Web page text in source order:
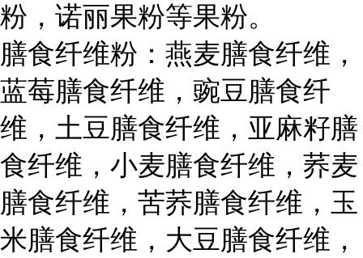
粉，诺丽果粉等果粉。
膳食纤维粉：燕麦膳食纤维，
蓝莓膳食纤维，豌豆膳食纤
维，土豆膳食纤维，亚麻籽膳
食纤维，小麦膳食纤维，荞麦
膳食纤维，苦荞膳食纤维，玉
米膳食纤维，大豆膳食纤维，